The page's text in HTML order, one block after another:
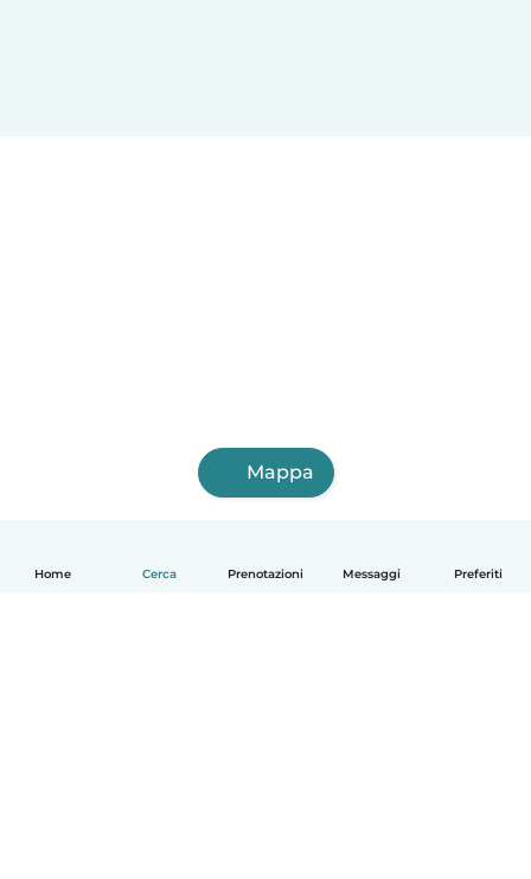
Home Cerca Prenotazioni Messaggi Preferiti
Mappa